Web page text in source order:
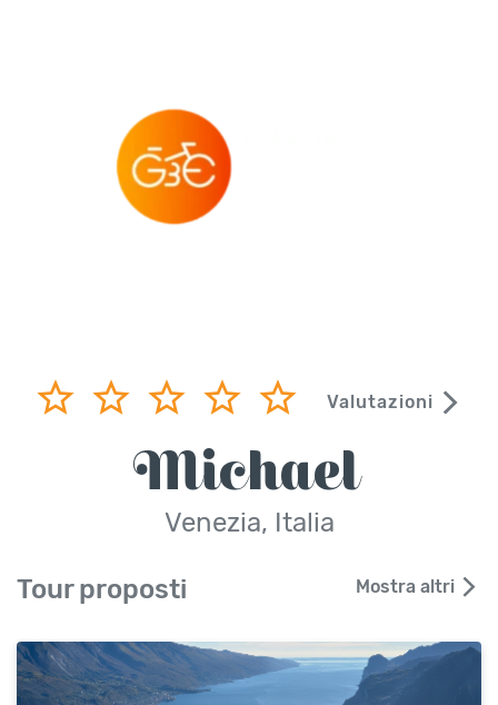
Valutazioni
Michael
Venezia, Italia
Tour proposti Mostra altri